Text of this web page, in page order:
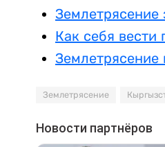
Землетрясение
Как себя
Землетрясение